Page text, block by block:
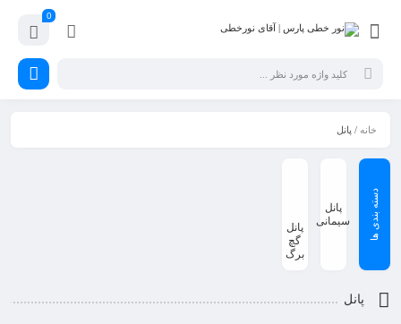
0
خانه / پانل
پانل
سیمانی
پانل
گچ
برگ
پانل